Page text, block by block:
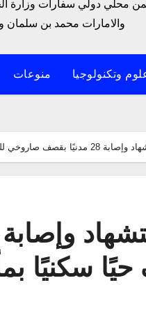
محلي دولي سفارات وزارة
والامارات محمد بن سلمان
وتكنولوجيا منوعات
استهدف حيًا سكنيًا بمأرب
سكنيًا